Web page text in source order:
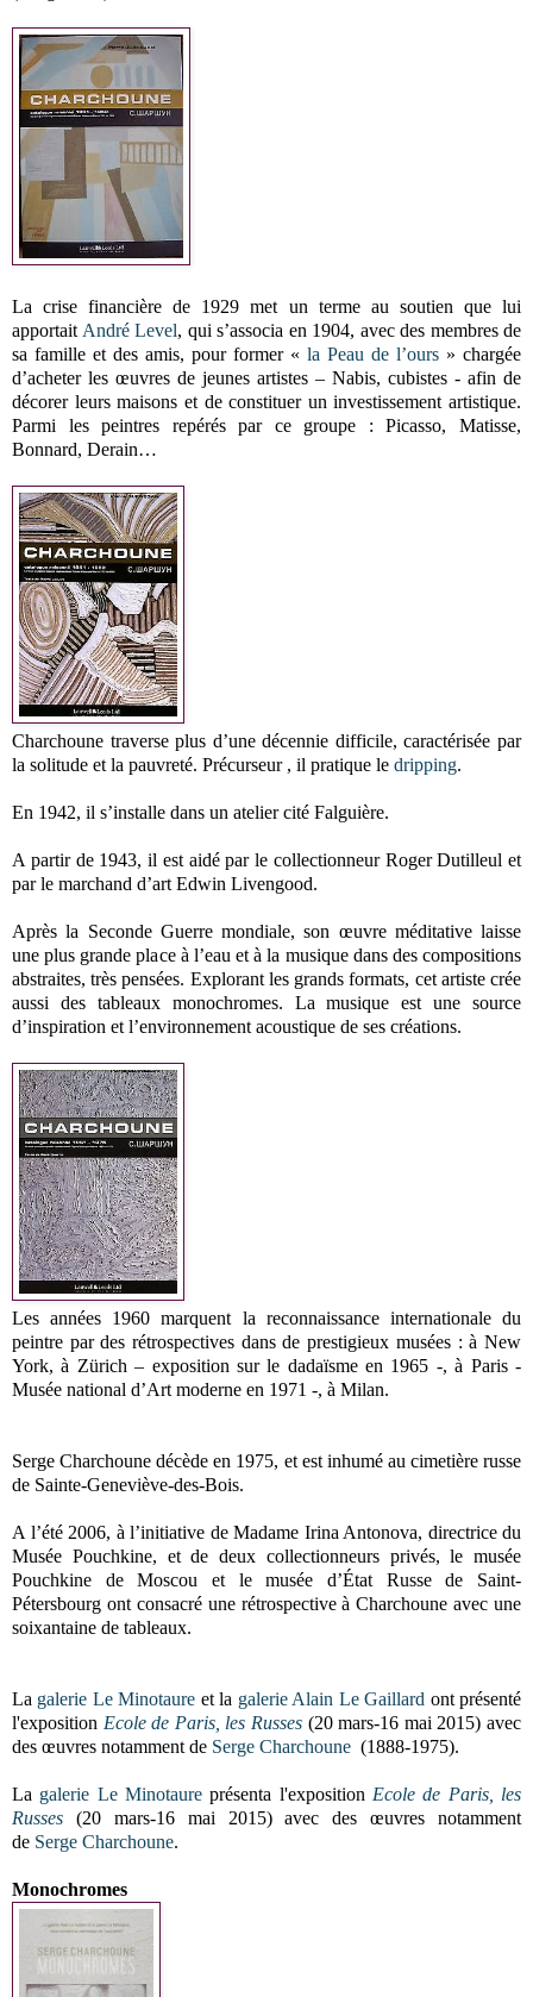
La crise financière de 1929 met un terme au soutien que lui
apportait André Level, qui s’associa en 1904, avec des membres de
sa famille et des amis, pour former « la Peau de l’ours » chargée
d’acheter les œuvres de jeunes artistes – Nabis, cubistes - afin de
décorer leurs maisons et de constituer un investissement artistique.
Parmi les peintres repérés par ce groupe : Picasso, Matisse,
Bonnard, Derain…
Charchoune traverse plus d’une décennie difficile, caractérisée par
la solitude et la pauvreté. Précurseur , il pratique le dripping.
En 1942, il s’installe dans un atelier cité Falguière.
A partir de 1943, il est aidé par le collectionneur Roger Dutilleul et
par le marchand d’art Edwin Livengood.
Après la Seconde Guerre mondiale, son œuvre méditative laisse
une plus grande place à l’eau et à la musique dans des compositions
abstraites, très pensées. Explorant les grands formats, cet artiste crée
aussi des tableaux monochromes. La musique est une source
d’inspiration et l’environnement acoustique de ses créations.
Les années 1960 marquent la reconnaissance internationale du
peintre par des rétrospectives dans de prestigieux musées : à New
York, à Zürich – exposition sur le dadaïsme en 1965 -, à Paris -
Musée national d’Art moderne en 1971 -, à Milan.
Serge Charchoune décède en 1975, et est inhumé au cimetière russe
de Sainte-Geneviève-des-Bois.
A l’été 2006, à l’initiative de Madame Irina Antonova, directrice du
Musée Pouchkine, et de deux collectionneurs privés, le musée
Pouchkine de Moscou et le musée d’État Russe de Saint-
Pétersbourg ont consacré une rétrospective à Charchoune avec une
soixantaine de tableaux.
La galerie Le Minotaure et la galerie Alain Le Gaillard ont présenté
l'exposition Ecole de Paris, les Russes (20 mars-16 mai 2015) avec
des œuvres notamment de Serge Charchoune (1888-1975).
La galerie Le Minotaure présenta l'exposition Ecole de Paris, les
Russes (20 mars-16 mai 2015) avec des œuvres notamment
de Serge Charchoune.
Monochromes